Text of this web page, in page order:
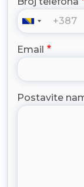
Email
Postavite